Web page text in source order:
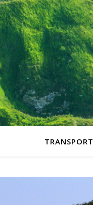
TRANSPORT